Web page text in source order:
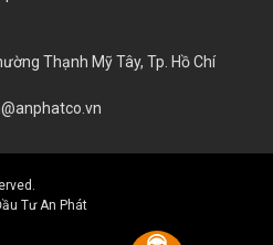
Thạnh Mỹ Tây, Tp. Hồ Chí
Tư An Phát